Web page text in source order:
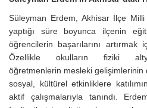
Süleyman Erdem, Akhisar İlçe
yaptığı süre boyunca ilçenin
öğrencilerin başarılarını
Özellikle okulların fiziki
öğretmenlerin mesleki
sosyal, kültürel etkinliklere
aktif çalışmalarıyla tanındı.